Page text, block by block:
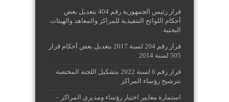
قرار رئيس الجمهورية رقم 404 بتعديل بعض
أحكام اللوائح التنفيذية للمراكز والمعاهد والهيئات
البحثية
قرار رقم 204 لسنة 2017 بتعديل بعض أحكام قرار
505 لسنة 2014
قرار رقم 6 لسنة 2022 بتشكيل اللجنة المختصة
بترشيح رؤساء المراكز
استمارة معاییر اختیار رؤساء ومدیري المراكز –